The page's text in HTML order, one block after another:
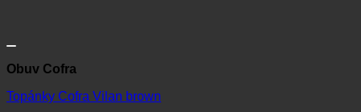
Obuv Cofra
Topánky Cofra Vilan brown